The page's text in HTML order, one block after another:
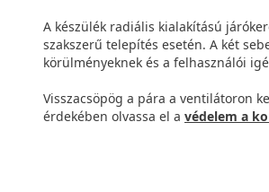
A készülék radiális kialakítású
szakszerű telepítés esetén. A két
körülményeknek és a felhasználói
Visszacsöpög a pára a ventilátoron
érdekében olvassa el a védelem a